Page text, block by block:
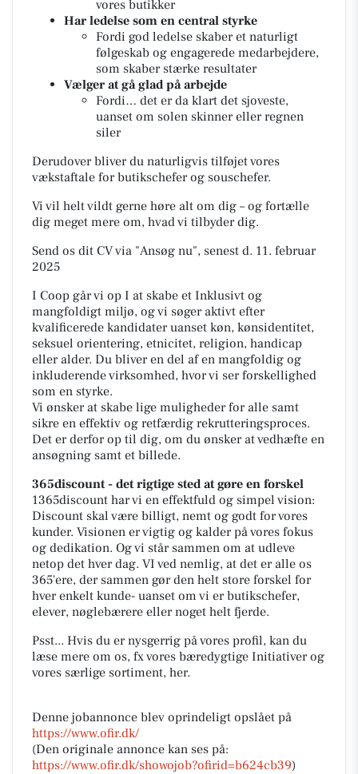
vores butikker
Har ledelse som en central styrke
Fordi god ledelse skaber et naturligt
følgeskab og engagerede medarbejdere,
som skaber stærke resultater
Vælger at gå glad på arbejde
Fordi… det er da klart det sjoveste,
uanset om solen skinner eller regnen
siler
Derudover bliver du naturligvis tilføjet vores
vækstaftale for butikschefer og souschefer.
Vi vil helt vildt gerne høre alt om dig – og fortælle
dig meget mere om, hvad vi tilbyder dig.
Send os dit CV via "Ansøg nu", senest d. 11. februar
2025
I Coop går vi op I at skabe et Inklusivt og
mangfoldigt miljø, og vi søger aktivt efter
kvalificerede kandidater uanset køn, kønsidentitet,
seksuel orientering, etnicitet, religion, handicap
eller alder. Du bliver en del af en mangfoldig og
inkluderende virksomhed, hvor vi ser forskellighed
som en styrke.
Vi ønsker at skabe lige muligheder for alle samt
sikre en effektiv og retfærdig rekrutteringsproces.
Det er derfor op til dig, om du ønsker at vedhæfte en
ansøgning samt et billede.
365discount - det rigtige sted at gøre en forskel
1365discount har vi en effektfuld og simpel vision:
Discount skal være billigt, nemt og godt for vores
kunder. Visionen er vigtig og kalder på vores fokus
og dedikation. Og vi står sammen om at udleve
netop det hver dag. VI ved nemlig, at det er alle os
365'ere, der sammen gør den helt store forskel for
hver enkelt kunde- uanset om vi er butikschefer,
elever, nøglebærere eller noget helt fjerde.
Psst... Hvis du er nysgerrig på vores profil, kan du
læse mere om os, fx vores bæredygtige Initiativer og
vores særlige sortiment, her.
Denne jobannonce blev oprindeligt opslået på
https://www.ofir.dk/
(Den originale annonce kan ses på:
https://www.ofir.dk/showojob?ofirid=b624cb39)